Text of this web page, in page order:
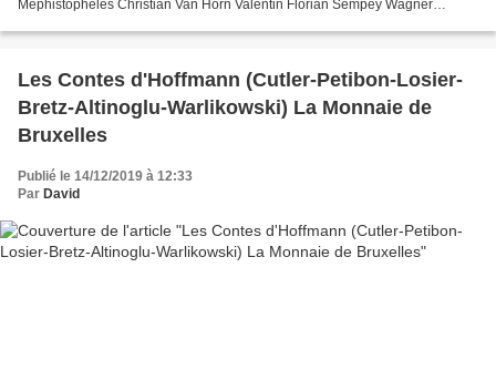
Méphistophélès Christian Van Horn Valentin Florian Sempey Wagner
Les Contes d'Hoffmann (Cutler-Petibon-Losier-
Bretz-Altinoglu-Warlikowski) La Monnaie de
Bruxelles
Publié le 14/12/2019 à 12:33
Par David